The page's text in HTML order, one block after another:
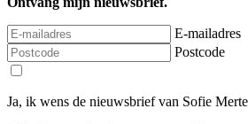
E-mailadres
Postcode
Ja, ik wens de nieuwsbrief van Sofie